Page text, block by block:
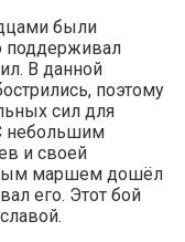
были
поддерживал
В данной
поэтому
сил для
небольшим
и своей
маршем дошёл
его. Этот бой